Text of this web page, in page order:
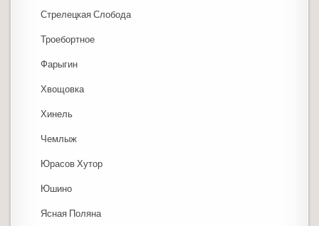
Стрелецкая Слобода
Троебортное
Фарыгин
Хвощовка
Хинель
Чемлыж
Юрасов Хутор
Юшино
Ясная Поляна